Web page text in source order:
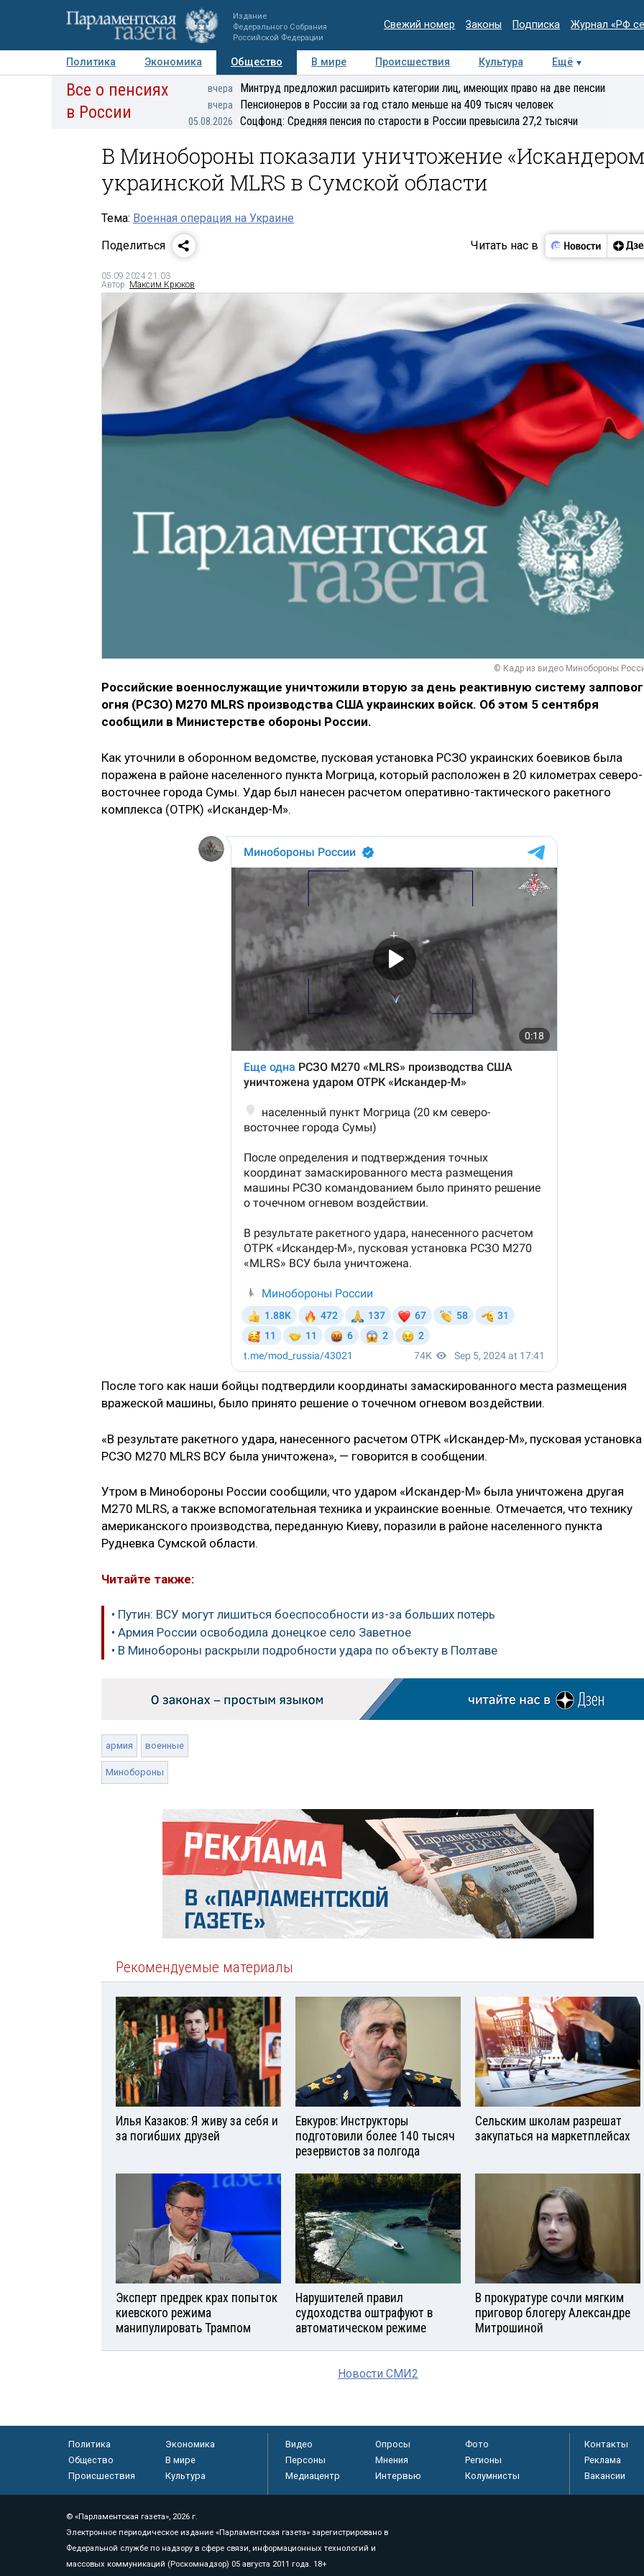
Издание
Федерального Собрания
Российской Федерации
Свежий номер Законы Подписка Журнал «РФ
Политика Экономика Общество В мире Происшествия Культура
Ещё
Авторы Персоны Мнения Регионы Медиацентр Интервью Колумнисты
Все о пенсиях
в России
вчера Минтруд предложил расширить категории лиц, имеющих право на две пенсии
вчера Пенсионеров в России за год стало меньше на 409 тысяч человек
05.08.2026 Соцфонд: Средняя пенсия по старости в России превысила 27,2 тысячи
В Минобороны показали уничтожение
украинской MLRS в Сумской области
Тема: Военная операция на Украине
Поделиться
Читать нас в
05.09.2024 21:03
Автор: Максим Крюков
© Кадр из видео Минобороны
Российские военнослужащие уничтожили вторую за день реактивную систему
огня (РСЗО) М270 MLRS производства США украинских войск. Об этом 5 сентября
сообщили в Министерстве обороны России.
Как уточнили в оборонном ведомстве, пусковая установка РСЗО украинских боевиков была
поражена в районе населенного пункта Могрица, который расположен в 20 километрах северо-
восточнее города Сумы. Удар был нанесен расчетом оперативно-тактического ракетного
комплекса (ОТРК) «Искандер-М».
После того как наши бойцы подтвердили координаты замаскированного места размещения
вражеской машины, было принято решение о точечном огневом воздействии.
«В результате ракетного удара, нанесенного расчетом ОТРК «Искандер-М», пусковая установка
РСЗО М270 MLRS ВСУ была уничтожена», — говорится в сообщении.
Утром в Минобороны России сообщили, что ударом «Искандер-М» была уничтожена другая
М270 MLRS, а также вспомогательная техника и украинские военные. Отмечается, что технику
американского производства, переданную Киеву, поразили в районе населенного пункта
Рудневка Сумской области.
Читайте также:
• Путин: ВСУ могут лишиться боеспособности из-за больших потерь
• Армия России освободила донецкое село Заветное
• В Минобороны раскрыли подробности удара по объекту в Полтаве
армия военные
Минобороны
Рекомендуемые материалы
Илья Казаков: Я живу за себя и
за погибших друзей
Евкуров: Инструкторы
подготовили более 140 тысяч
резервистов за полгода
Сельским школам разрешат
закупаться на маркетплейсах
Эксперт предрек крах попыток
киевского режима
манипулировать Трампом
Нарушителей правил
судоходства оштрафуют в
автоматическом режиме
В прокуратуре сочли мягким
приговор блогеру Александре
Митрошиной
Новости СМИ2
Политика
Экономика
Общество
В мире
Происшествия
Культура
Видео Опросы
Фото
Персоны
Мнения
Регионы
Медиацентр
Интервью Колумнисты
Контакты
Реклама
Вакансии
© «Парламентская газета», 2026 г.
Электронное периодическое издание «Парламентская газета» зарегистрировано в
Федеральной службе по надзору в сфере связи, информационных технологий и
массовых коммуникаций (Роскомнадзор) 05 августа 2011 года. 18+